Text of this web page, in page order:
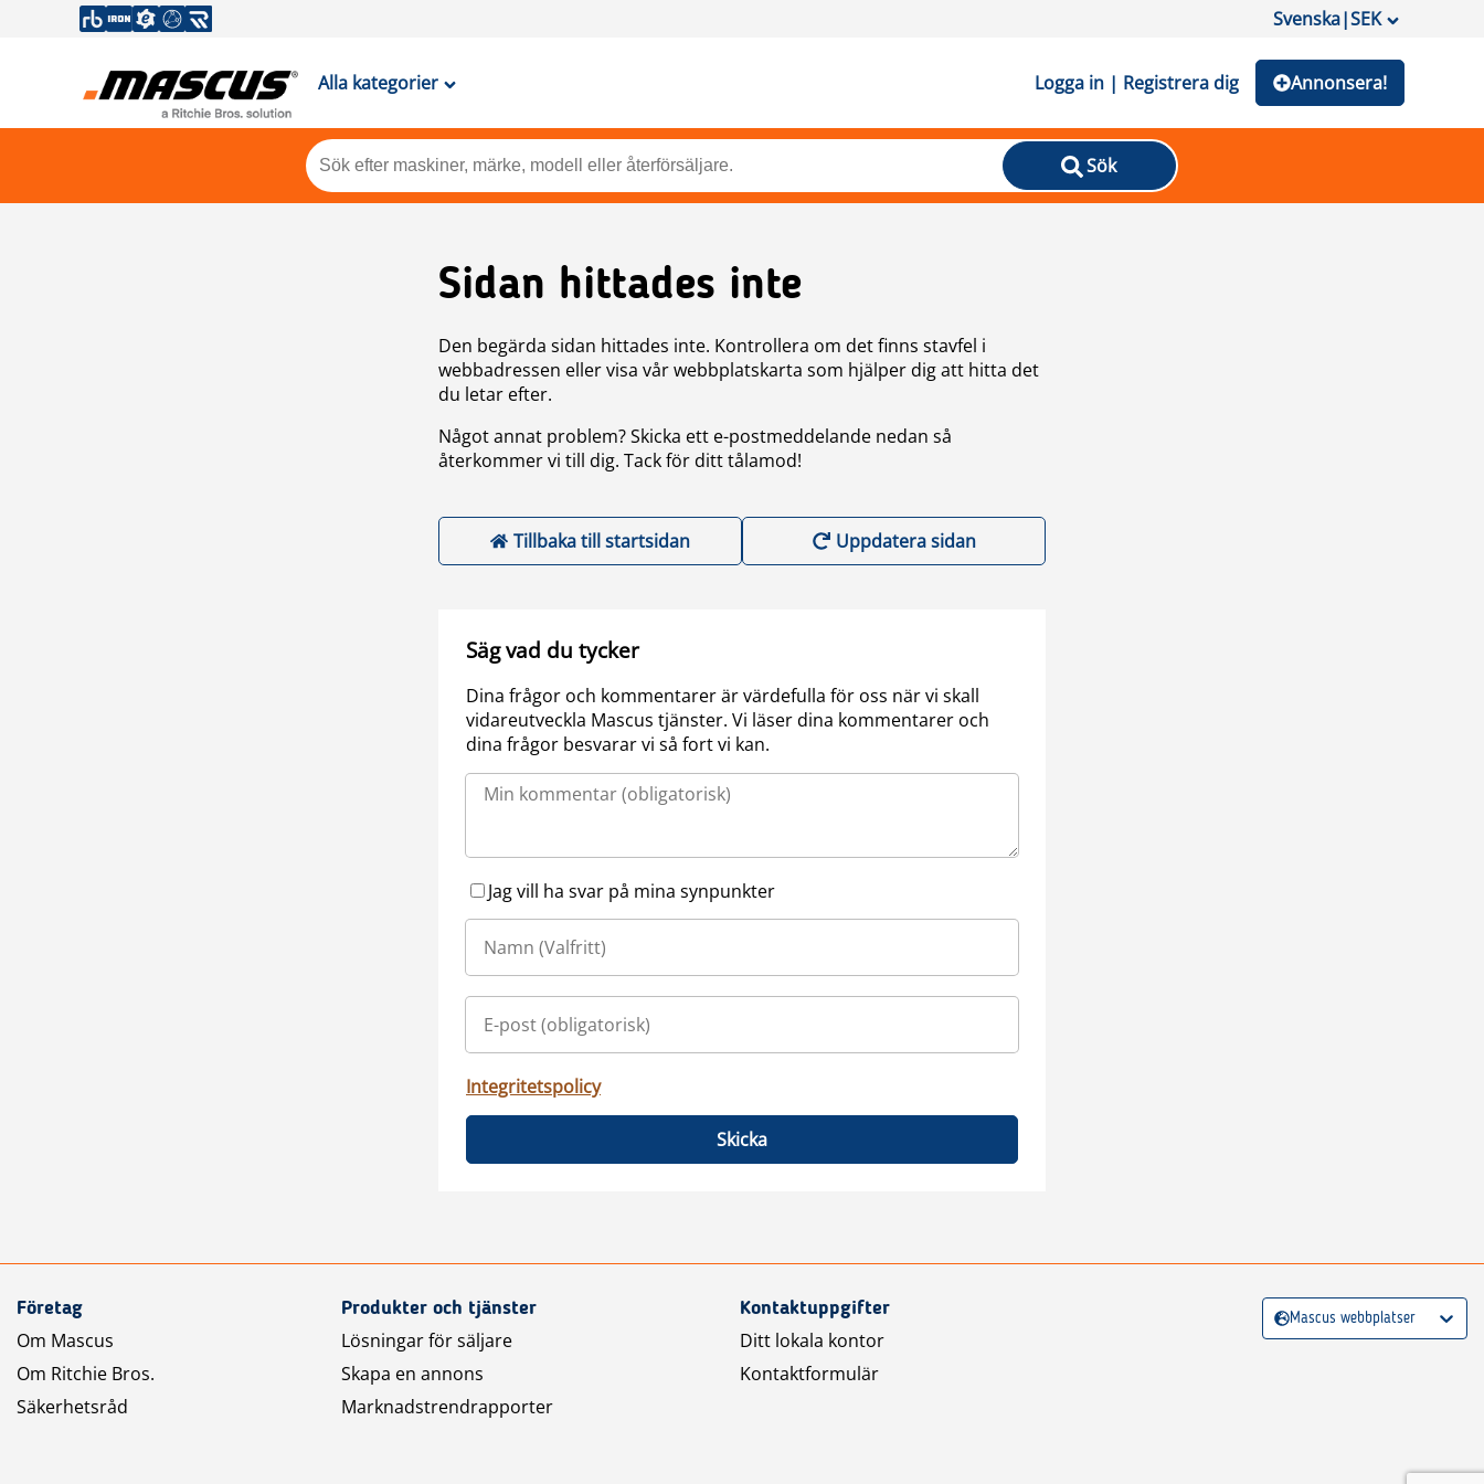
Svenska|SEK
Alla kategorier Logga in | Registrera dig Annonsera!
Sök
Sidan hittades inte
Den begärda sidan hittades inte. Kontrollera om det finns stavfel i
webbadressen eller visa vår webbplatskarta som hjälper dig att hitta det
du letar efter.
Något annat problem? Skicka ett e-postmeddelande nedan så
återkommer vi till dig. Tack för ditt tålamod!
Tillbaka till startsidan Uppdatera sidan
Säg vad du tycker
Dina frågor och kommentarer är värdefulla för oss när vi skall
vidareutveckla Mascus tjänster. Vi läser dina kommentarer och
dina frågor besvarar vi så fort vi kan.
Jag vill ha svar på mina synpunkter
Integritetspolicy
Skicka
Företag
Om Mascus
Om Ritchie Bros.
Säkerhetsråd
Produkter och tjänster
Lösningar för säljare
Skapa en annons
Marknadstrendrapporter
Kontaktuppgifter
Ditt lokala kontor
Kontaktformulär
Mascus webbplatser